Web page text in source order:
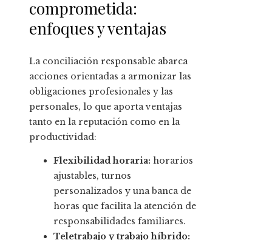
comprometida:
enfoques y ventajas
La conciliación responsable abarca
acciones orientadas a armonizar las
obligaciones profesionales y las
personales, lo que aporta ventajas
tanto en la reputación como en la
productividad:
Flexibilidad horaria: horarios
ajustables, turnos
personalizados y una banca de
horas que facilita la atención de
responsabilidades familiares.
Teletrabajo y trabajo híbrido: